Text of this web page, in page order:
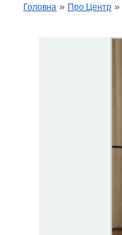
Головна » Про Центр »